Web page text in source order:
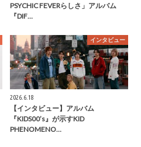
PSYCHIC FEVERらしさ」アルバム
『DIF…
インタビュー
2026.6.18
【インタビュー】アルバム
『KIDS00’s』が示すKID
PHENOMENO…